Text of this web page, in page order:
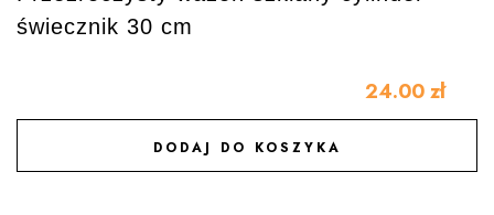
świecznik 30 cm
24.00 zł
DODAJ DO KOSZYKA
DODAJ DO ULUBIONYCH